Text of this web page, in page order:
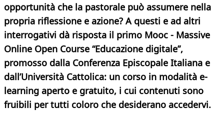
opportunità che la pastorale può assumere nella
propria riflessione e azione? A questi e ad altri
interrogativi dà risposta il primo Mooc - Massive
Online Open Course “Educazione digitale”,
promosso dalla Conferenza Episcopale Italiana e
dall’Università Cattolica: un corso in modalità e-
learning aperto e gratuito, i cui contenuti sono
fruibili per tutti coloro che desiderano accedervi.